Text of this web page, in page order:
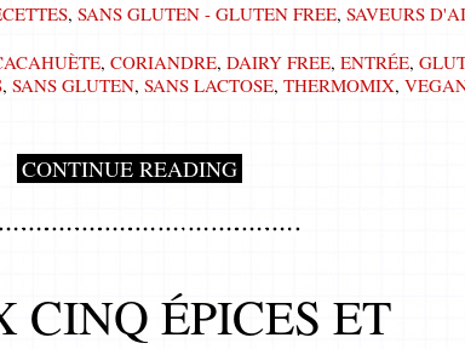
, SANS GLUTEN - GLUTEN FREE, SAVEURS
, CORIANDRE, DAIRY FREE, ENTRÉE,
, SANS GLUTEN, SANS LACTOSE, THERMOMIX,
CONTINUE READING
CINQ ÉPICES ET